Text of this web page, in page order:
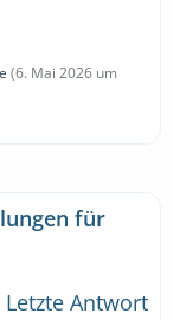
(6. Mai 2026 um
für
Letzte Antwort